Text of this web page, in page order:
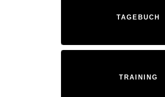
TAGEBUCH
TRAINING